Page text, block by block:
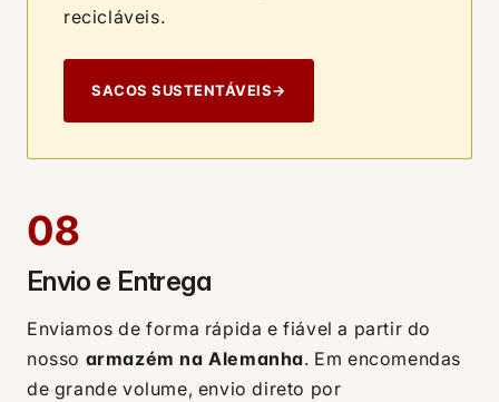
recicláveis.
SACOS SUSTENTÁVEIS→
08
Envio e Entrega
Enviamos de forma rápida e fiável a partir do
nosso armazém na Alemanha. Em encomendas
de grande volume, envio direto por